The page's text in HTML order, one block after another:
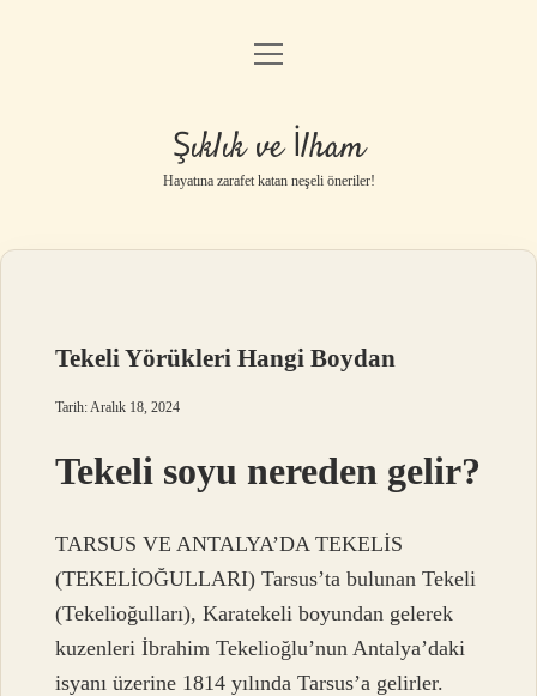
Anasayfa
Gizlilik Politikası
Yasal Uyarı
menüyü
Şıklık ve İlham
Hayatına zarafet katan neşeli öneriler!
Tekeli Yörükleri Hangi Boydan
Tarih: Aralık 18, 2024
Tekeli soyu nereden gelir?
TARSUS VE ANTALYA’DA TEKELİS
(TEKELİOĞULLARI) Tarsus’ta bulunan Tekeli
(Tekelioğulları), Karatekeli boyundan gelerek
kuzenleri İbrahim Tekelioğlu’nun Antalya’daki
isyanı üzerine 1814 yılında Tarsus’a gelirler.